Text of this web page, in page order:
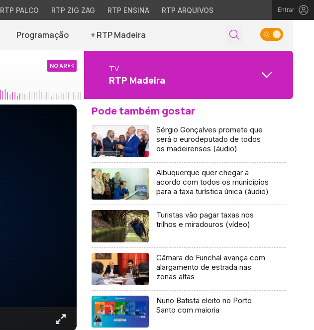
RTP PALCO RTP ZIG ZAG RTP ENSINA RTP ARQUIVOS Entrar
Programação + RTP Madeira
NO AR TV
RTP Madeira
Pode também gostar
Sérgio Gonçalves promete que
será o eurodeputado de todos
os madeirenses (áudio)
Albuquerque quer chegar a
acordo com todos os municípios
para a taxa turística única (áudio)
Turistas vão pagar taxas nos
trilhos e miradouros (vídeo)
Câmara do Funchal avança com
alargamento de estrada nas
zonas altas
Nuno Batista eleito no Porto
Santo com maioria